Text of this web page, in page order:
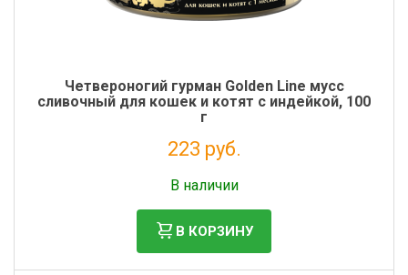
Четвероногий гурман Golden Line мусс
сливочный для кошек и котят с индейкой, 100
г
223 руб.
В наличии
В КОРЗИНУ